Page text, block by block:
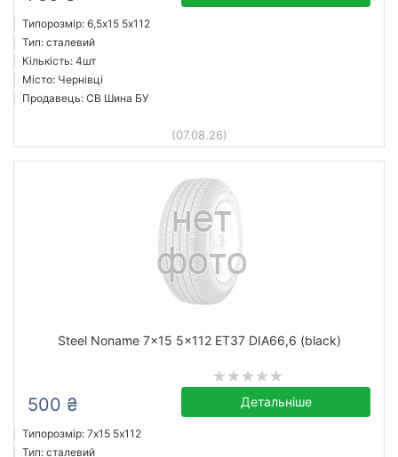
Типорозмір: 6,5x15 5х112
Тип: сталевий
Кількість: 4шт
Місто: Чернівці
Продавець: СВ Шина БУ
(07.08.26)
Steel Noname 7x15 5x112 ET37 DIA66,6 (black)
500 ₴ Детальніше
Типорозмір: 7x15 5х112
Тип: сталевий